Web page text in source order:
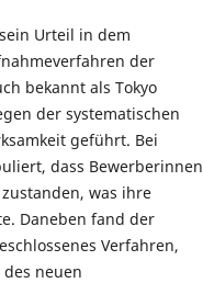
Urteil in dem
der
bekannt als Tokyo
der systematischen
geführt. Bei
dass Bewerberinnen
was ihre
Daneben fand der
Verfahren,
neuen